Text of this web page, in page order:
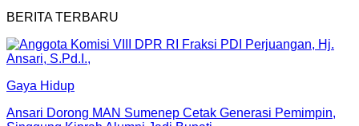
BERITA TERBARU
Gaya Hidup
Ansari Dorong MAN Sumenep Cetak Generasi Pemimpin,